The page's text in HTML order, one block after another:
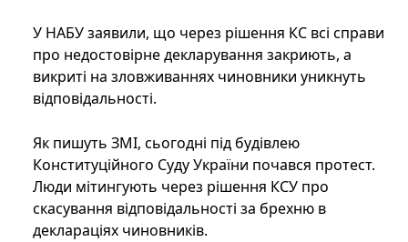
У НАБУ заявили, що через рішення КС всі справи
про недостовірне декларування закриють, а
викриті на зловживаннях чиновники уникнуть
відповідальності.
Як пишуть ЗМІ, сьогодні під будівлею
Конституційного Суду України почався протест.
Люди мітингують через рішення КСУ про
скасування відповідальності за брехню в
деклараціях чиновників.